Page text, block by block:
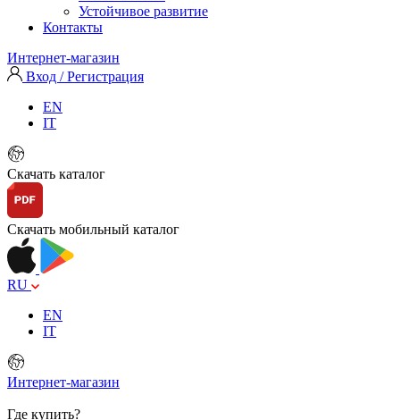
Устойчивое развитие
Контакты
Интернет-магазин
Вход / Регистрация
EN
IT
Скачать каталог
Скачать мобильный каталог
RU
EN
IT
Интернет-магазин
Где купить?